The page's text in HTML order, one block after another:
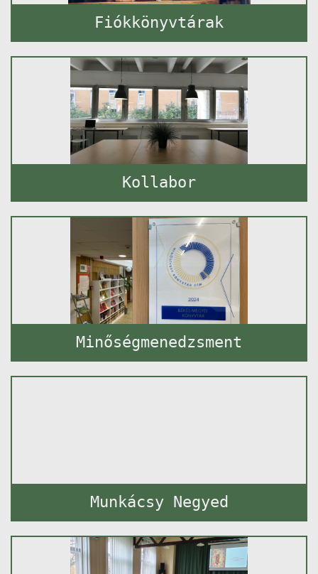
Fiókkönyvtárak
Kollabor
Minőségmenedzsment
Munkácsy Negyed